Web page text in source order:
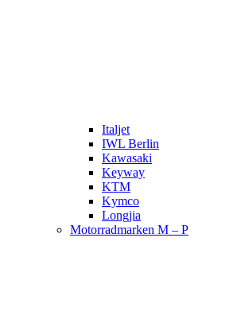
Italjet
IWL Berlin
Kawasaki
Keyway
KTM
Kymco
Longjia
Motorradmarken M – P